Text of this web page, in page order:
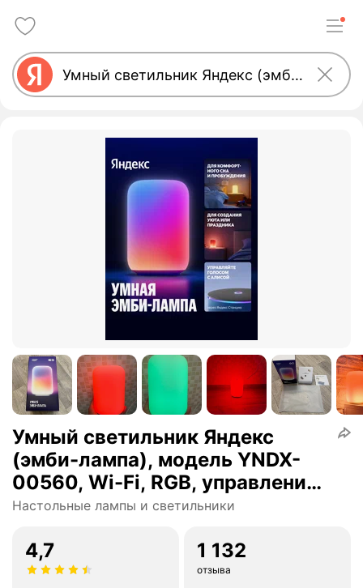
Умный светильник Яндекс
(эмби-лампа), модель YNDX-
00560, Wi-Fi, RGB, управление
голосом, белый
Настольные лампы и светильники
4,7 1 132
отзыва